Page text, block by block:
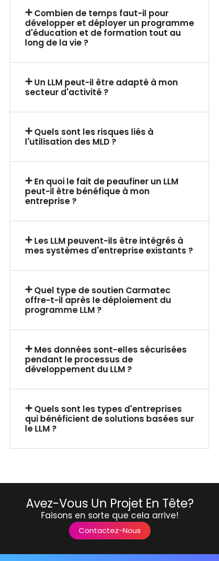
Combien de temps faut-il pour
développer et déployer un programme
d'éducation et de formation tout au
long de la vie ?
Un LLM peut-il être adapté à mon
secteur d'activité ?
Quels sont les risques liés à
l'utilisation des MLD ?
En quoi le fait de peaufiner un LLM
peut-il être bénéfique à mon
entreprise ?
Les LLM peuvent-ils être intégrés à
mes systèmes d'entreprise existants ?
Quel type de soutien Carmatec
offre-t-il après le déploiement du
programme LLM ?
Mes données sont-elles sécurisées
pendant le processus de
développement du LLM ?
Quels sont les types d'entreprises
qui bénéficient de solutions basées sur
le LLM ?
Avez-Vous Un Projet En Tête?
Faisons en sorte que cela arrive!
Contactez-Nous